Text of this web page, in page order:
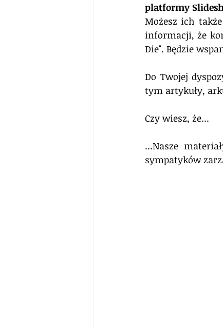
platformy
Możesz ich
informacji, że
Die". Będzie
Do Twojej
tym artykuły,
Czy wiesz, że...
...Nasze
sympatyków